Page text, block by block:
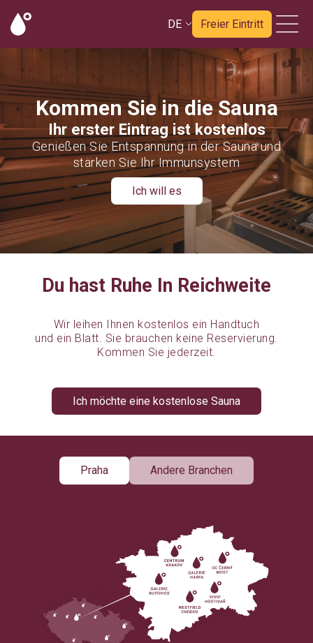
DE Freier Eintritt
Kommen Sie in die Sauna
Ihr erster Eintrag ist kostenlos
Genießen Sie Entspannung in der Sauna und
stärken Sie Ihr Immunsystem
Ich will es
Du hast Ruhe In Reichweite
Wir leihen Ihnen kostenlos ein Handtuch
und ein Blatt. Sie brauchen keine Reservierung.
Kommen Sie jederzeit.
Ich möchte eine kostenlose Sauna
Praha Andere Branchen